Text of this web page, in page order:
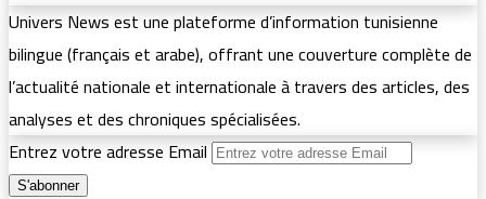
Univers News est une plateforme d’information tunisienne
bilingue (français et arabe), offrant une couverture complète de
l’actualité nationale et internationale à travers des articles, des
analyses et des chroniques spécialisées.
Entrez votre adresse Email